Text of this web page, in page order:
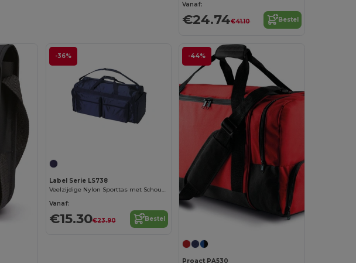
Vanaf:
€24.74€41.10 Bestel
-36%
Label Serie LS738
Veelzijdige Nylon Sporttas met Schouderriem
Vanaf:
€15.30€23.90 Bestel
-44%
Proact PA530